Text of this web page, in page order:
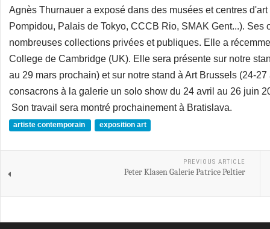
Agnès Thurnauer a exposé dans des musées et centres
Pompidou, Palais de Tokyo, CCCB Rio, SMAK Gent...).
nombreuses collections privées et publiques. Elle a
College de Cambridge (UK). Elle sera présente sur notre
au 29 mars prochain) et sur notre stand à Art Brussels (24-
consacrons à la galerie un solo show du 24 avril au 26 juin
Son travail sera montré prochainement à Bratislava.
artiste contemporain exposition art
PREVIOUS ARTICLE
Peter Klasen Galerie Patrice Peltier